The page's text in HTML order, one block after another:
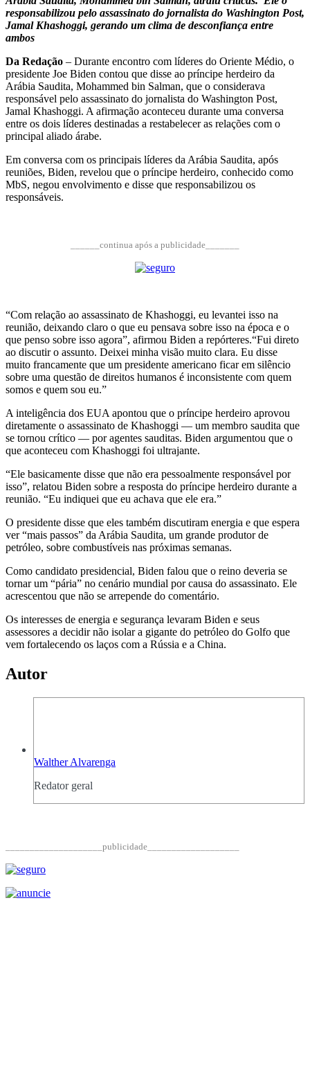
responsabilizou pelo assassinato do jornalista do Washington Post,
Jamal Khashoggi, gerando um clima de desconfiança entre
ambos
Da Redação – Durante encontro com líderes do Oriente Médio, o
presidente Joe Biden contou que disse ao príncipe herdeiro da
Arábia Saudita, Mohammed bin Salman, que o considerava
responsável pelo assassinato do jornalista do Washington Post,
Jamal Khashoggi. A afirmação aconteceu durante uma conversa
entre os dois líderes destinadas a restabelecer as relações com o
principal aliado árabe.
Em conversa com os principais líderes da Arábia Saudita, após
reuniões, Biden, revelou que o príncipe herdeiro, conhecido como
MbS, negou envolvimento e disse que responsabilizou os
responsáveis.
______continua após a publicidade_______
“Com relação ao assassinato de Khashoggi, eu levantei isso na
reunião, deixando claro o que eu pensava sobre isso na época e o
que penso sobre isso agora”, afirmou Biden a repórteres.“Fui direto
ao discutir o assunto. Deixei minha visão muito clara. Eu disse
muito francamente que um presidente americano ficar em silêncio
sobre uma questão de direitos humanos é inconsistente com quem
somos e quem sou eu.”
A inteligência dos EUA apontou que o príncipe herdeiro aprovou
diretamente o assassinato de Khashoggi — um membro saudita que
se tornou crítico — por agentes sauditas. Biden argumentou que o
que aconteceu com Khashoggi foi ultrajante.
“Ele basicamente disse que não era pessoalmente responsável por
isso”, relatou Biden sobre a resposta do príncipe herdeiro durante a
reunião. “Eu indiquei que eu achava que ele era.”
O presidente disse que eles também discutiram energia e que espera
ver “mais passos” da Arábia Saudita, um grande produtor de
petróleo, sobre combustíveis nas próximas semanas.
Como candidato presidencial, Biden falou que o reino deveria se
tornar um “pária” no cenário mundial por causa do assassinato. Ele
acrescentou que não se arrepende do comentário.
Os interesses de energia e segurança levaram Biden e seus
assessores a decidir não isolar a gigante do petróleo do Golfo que
vem fortalecendo os laços com a Rússia e a China.
Autor
Walther Alvarenga
Redator geral
____________________publicidade___________________